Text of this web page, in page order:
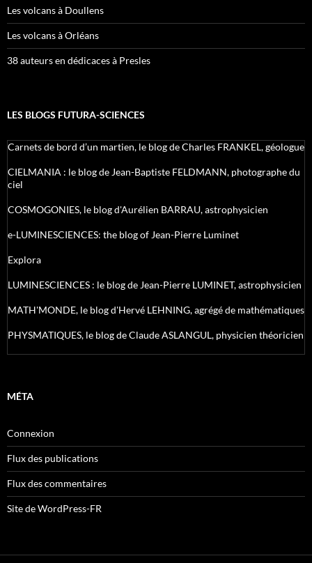
Les volcans à Doullens
Les volcans à Orléans
38 auteurs en dédicaces à Presles
LES BLOGS FUTURA-SCIENCES
Carnets de bord d’un martien, le blog de Charles FRANKEL, géologue
CIELMANIA : le blog de Jean-Baptiste FELDMANN, photographe du
ciel
COSMOGONIES, le blog d'Aurélien BARRAU, astrophysicien
e-LUMINESCIENCES: the blog of Jean-Pierre Luminet
Explora
LUMINESCIENCES : le blog de Jean-Pierre LUMINET, astrophysicien
MATH'MONDE, le blog d'Hervé LEHNING, agrégé de mathématiques
PHYSMATIQUES, le blog de Claude ASLANGUL, physicien théoricien
MÉTA
Connexion
Flux des publications
Flux des commentaires
Site de WordPress-FR